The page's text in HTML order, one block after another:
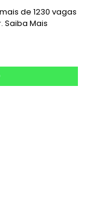
de 1230 vagas
Saiba Mais